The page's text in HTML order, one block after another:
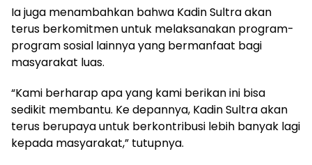
Ia juga menambahkan bahwa Kadin Sultra akan
terus berkomitmen untuk melaksanakan program-
program sosial lainnya yang bermanfaat bagi
masyarakat luas.
“Kami berharap apa yang kami berikan ini bisa
sedikit membantu. Ke depannya, Kadin Sultra akan
terus berupaya untuk berkontribusi lebih banyak lagi
kepada masyarakat,” tutupnya.